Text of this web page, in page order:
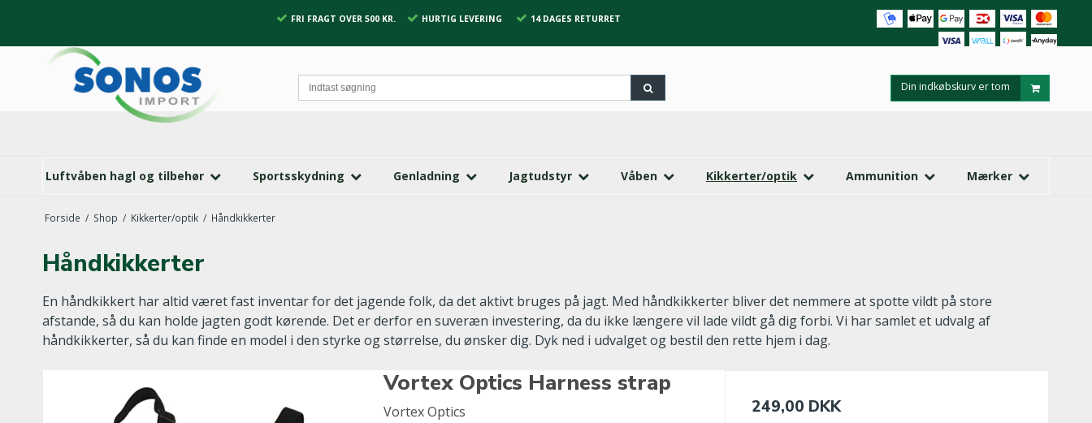
FRI FRAGT OVER 500 KR. HURTIG LEVERING 14 DAGES RETURRET
Din indkøbskurv er tom
Luftvåben hagl og tilbehør Sportsskydning Genladning Jagtudstyr Våben Kikkerter/optik Ammunition Mærker
Forside / Shop / Kikkerter/optik / Håndkikkerter
Håndkikkerter
En håndkikkert har altid været fast inventar for det jagende folk, da det aktivt bruges på jagt. Med håndkikkerter bliver det nemmere at spotte vildt på store
afstande, så du kan holde jagten godt kørende. Det er derfor en suveræn investering, da du ikke længere vil lade vildt gå dig forbi. Vi har samlet et udvalg af
håndkikkerter, så du kan finde en model i den styrke og størrelse, du ønsker dig. Dyk ned i udvalget og bestil den rette hjem i dag.
Vortex Optics Harness strap
Vortex Optics 249,00 DKK